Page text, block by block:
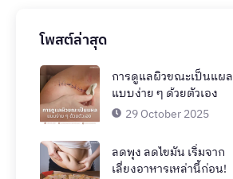
โพสต์ล่าสุด
การดูแลผิวขณะเป็นแผล
แบบง่าย ๆ ด้วยตัวเอง
29 October 2025
ลดพุง ลดไขมัน เริ่มจาก
เลี่ยงอาหารเหล่านี้ก่อน!